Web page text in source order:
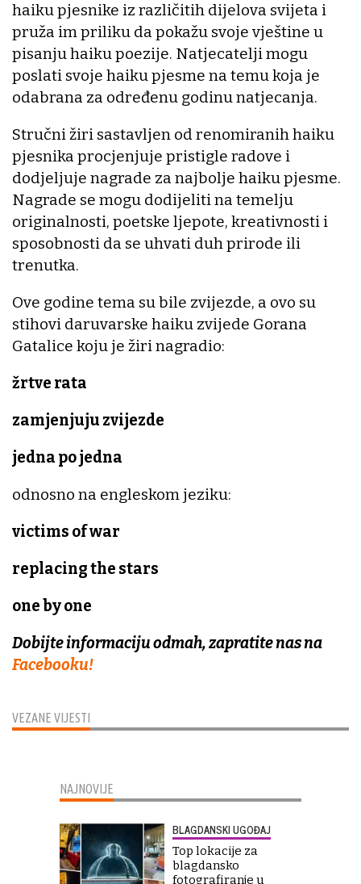
VEZANE VIJESTI
haiku pjesnike iz različitih dijelova svijeta i
pruža im priliku da pokažu svoje vještine u
pisanju haiku poezije. Natjecatelji mogu
poslati svoje haiku pjesme na temu koja je
odabrana za određenu godinu natjecanja.
Stručni žiri sastavljen od renomiranih haiku
pjesnika procjenjuje pristigle radove i
dodjeljuje nagrade za najbolje haiku pjesme.
Nagrade se mogu dodijeliti na temelju
originalnosti, poetske ljepote, kreativnosti i
sposobnosti da se uhvati duh prirode ili
trenutka.
Ove godine tema su bile zvijezde, a ovo su
stihovi daruvarske haiku zvijede Gorana
Gatalice koju je žiri nagradio:
žrtve rata
zamjenjuju zvijezde
jedna po jedna
odnosno na engleskom jeziku:
victims of war
replacing the stars
one by one
Dobijte informaciju odmah, zapratite nas na
Facebooku!
NAJNOVIJE
BLAGDANSKI UGOĐAJ
Top lokacije za
blagdansko
fotografiranje u